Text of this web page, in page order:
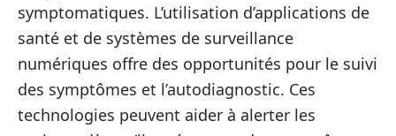
symptomatiques. L’utilisation d’applications de
santé et de systèmes de surveillance
numériques offre des opportunités pour le suivi
des symptômes et l’autodiagnostic. Ces
technologies peuvent aider à alerter les